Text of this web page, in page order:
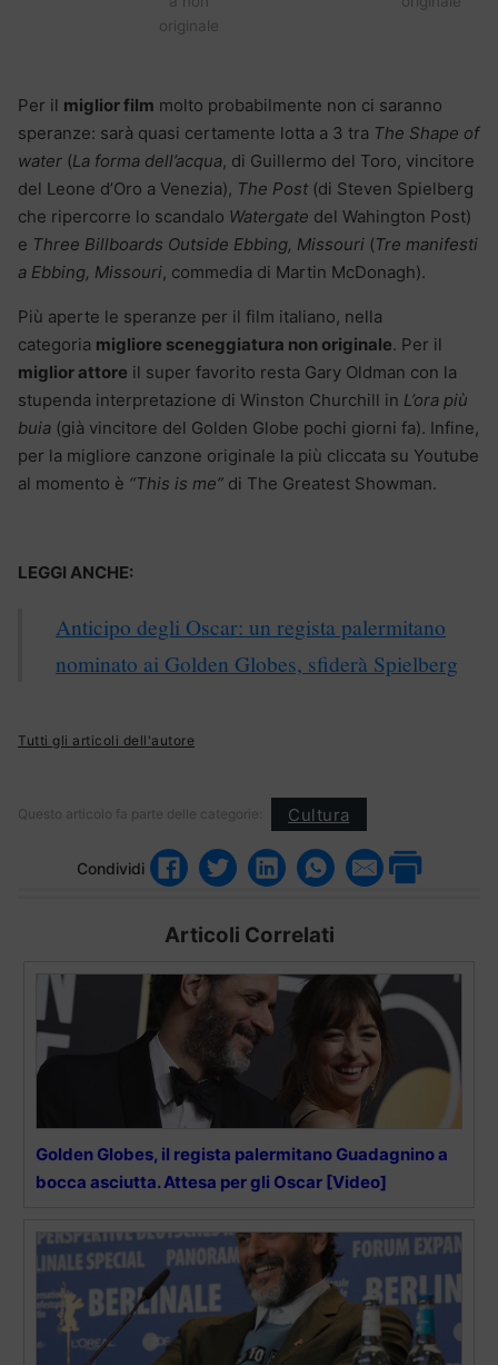
originale
Per il miglior film molto probabilmente non ci saranno
speranze: sarà quasi certamente lotta a 3 tra The Shape of
water (La forma dell’acqua, di Guillermo del Toro, vincitore
del Leone d’Oro a Venezia), The Post (di Steven Spielberg
che ripercorre lo scandalo Watergate del Wahington Post)
e Three Billboards Outside Ebbing, Missouri (Tre manifesti
a Ebbing, Missouri, commedia di Martin McDonagh).
Più aperte le speranze per il film italiano, nella
categoria migliore sceneggiatura non originale. Per il
miglior attore il super favorito resta Gary Oldman con la
stupenda interpretazione di Winston Churchill in L’ora più
buia (già vincitore del Golden Globe pochi giorni fa). Infine,
per la migliore canzone originale la più cliccata su Youtube
al momento è “This is me” di The Greatest Showman.
LEGGI ANCHE:
Anticipo degli Oscar: un regista palermitano
nominato ai Golden Globes, sfiderà Spielberg
Tutti gli articoli dell'autore
Questo articolo fa parte delle categorie: Cultura
Condividi
Articoli Correlati
Golden Globes, il regista palermitano Guadagnino a
bocca asciutta. Attesa per gli Oscar [Video]